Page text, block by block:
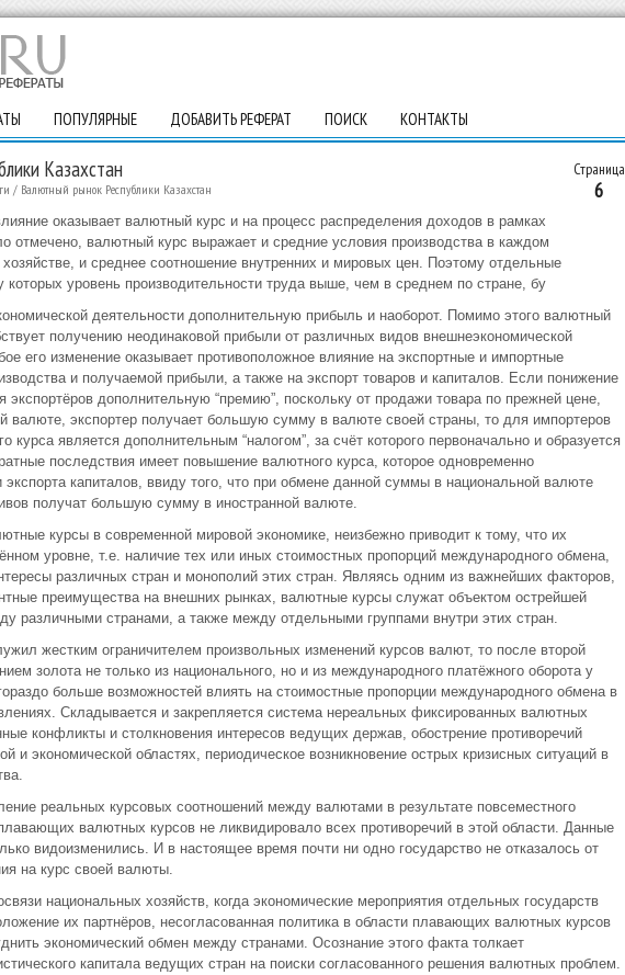
ПОПУЛЯРНЫЕ ДОБАВИТЬ РЕФЕРАТ ПОИСК КОНТАКТЫ
Страница
6
Казахстан
/ Валютный рынок Республики Казахстан
оказывает валютный курс и на процесс распределения доходов в рамках
отмечено, валютный курс выражает и средние условия производства в каждом
и среднее соотношение внутренних и мировых цен. Поэтому отдельные
которых уровень производительности труда выше, чем в среднем по стране, бу
деятельности дополнительную прибыль и наоборот. Помимо этого валютный
получению неодинаковой прибыли от различных видов внешнеэкономической
его изменение оказывает противоположное влияние на экспортные и импортные
и получаемой прибыли, а также на экспорт товаров и капиталов. Если понижение
экспортёров дополнительную “премию”, поскольку от продажи товара по прежней цене,
валюте, экспортер получает большую сумму в валюте своей страны, то для импортеров
курса является дополнительным “налогом”, за счёт которого первоначально и образуется
последствия имеет повышение валютного курса, которое одновременно
экспорта капиталов, ввиду того, что при обмене данной суммы в национальной валюте
получат большую сумму в иностранной валюте.
курсы в современной мировой экономике, неизбежно приводит к тому, что их
уровне, т.е. наличие тех или иных стоимостных пропорций международного обмена,
различных стран и монополий этих стран. Являясь одним из важнейших факторов,
преимущества на внешних рынках, валютные курсы служат объектом острейшей
различными странами, а также между отдельными группами внутри этих стран.
жестким ограничителем произвольных изменений курсов валют, то после второй
золота не только из национального, но и из международного платёжного оборота у
больше возможностей влиять на стоимостные пропорции международного обмена в
Складывается и закрепляется система нереальных фиксированных валютных
конфликты и столкновения интересов ведущих держав, обострение противоречий
и экономической областях, периодическое возникновение острых кризисных ситуаций в
реальных курсовых соотношений между валютами в результате повсеместного
валютных курсов не ликвидировало всех противоречий в этой области. Данные
видоизменились. И в настоящее время почти ни одно государство не отказалось от
на курс своей валюты.
национальных хозяйств, когда экономические мероприятия отдельных государств
их партнёров, несогласованная политика в области плавающих валютных курсов
экономический обмен между странами. Осознание этого факта толкает
капитала ведущих стран на поиски согласованного решения валютных проблем.